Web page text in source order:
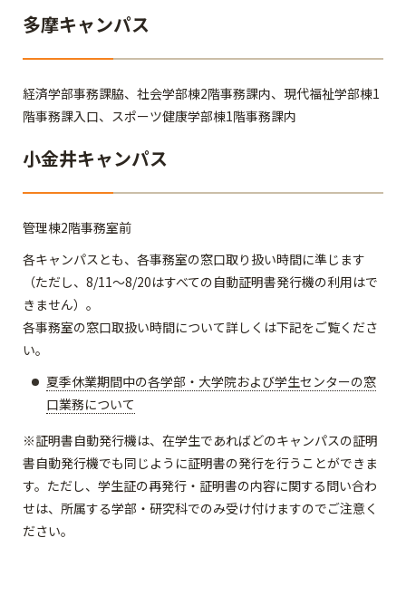
多摩キャンパス
経済学部事務課脇、社会学部棟2階事務課内、現代福祉学部棟1
階事務課入口、スポーツ健康学部棟1階事務課内
小金井キャンパス
管理棟2階事務室前
各キャンパスとも、各事務室の窓口取り扱い時間に準じます
（ただし、8/11～8/20はすべての自動証明書発行機の利用はで
きません）。
各事務室の窓口取扱い時間について詳しくは下記をご覧くださ
い。
夏季休業期間中の各学部・大学院および学生センターの窓
口業務について
※証明書自動発行機は、在学生であればどのキャンパスの証明
書自動発行機でも同じように証明書の発行を行うことができま
す。ただし、学生証の再発行・証明書の内容に関する問い合わ
せは、所属する学部・研究科でのみ受け付けますのでご注意く
ださい。